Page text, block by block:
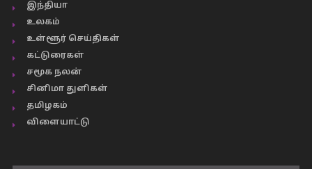
இந்தியா
உலகம்
உள்ளூர் செய்திகள்
கட்டுரைகள்
சமூக நலன்
சினிமா துளிகள்
தமிழகம்
விளையாட்டு